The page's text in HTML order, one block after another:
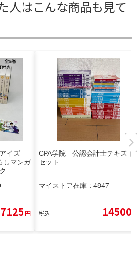
人はこんな商品も見て
イズ
しマンガ
7125円
CPA学院 公認会計士テキスト
セット
マイストア在庫： 4847
税込 14500